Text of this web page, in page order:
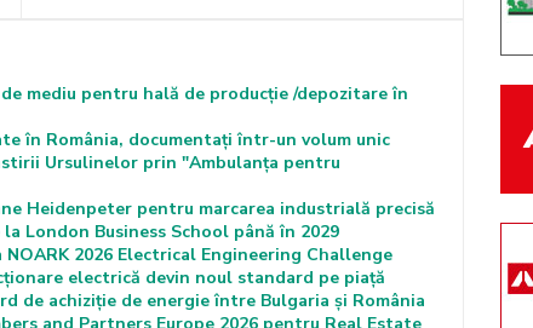
mediu pentru hală de producție /depozitare în
în România, documentați într-un volum unic
Ursulinelor prin "Ambulanța pentru
Heidenpeter pentru marcarea industrială precisă
London Business School până în 2029
2026 Electrical Engineering Challenge
electrică devin noul standard pe piață
de achiziție de energie între Bulgaria și România